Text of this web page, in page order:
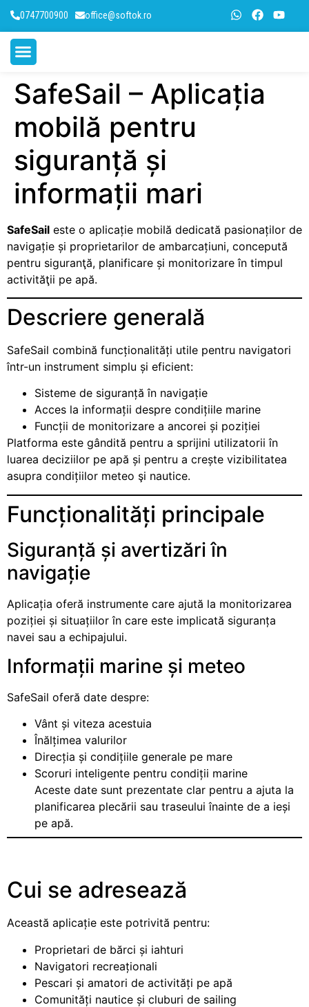
0747700900 office@softok.ro
SafeSail – Aplicația
mobilă pentru
siguranță și
informații mari
SafeSail este o aplicație mobilă dedicată pasionaților de
navigație și proprietarilor de ambarcațiuni, concepută
pentru siguranţă, planificare și monitorizare în timpul
activităţii pe apă.
Descriere generală
SafeSail combină funcționalități utile pentru navigatori
într-un instrument simplu și eficient:
Sisteme de siguranță în navigație
Acces la informații despre condițiile marine
Funcții de monitorizare a ancorei și poziției
Platforma este gândită pentru a sprijini utilizatorii în
luarea deciziilor pe apă și pentru a crește vizibilitatea
asupra condițiilor meteo şi nautice.
Funcționalități principale
Siguranță și avertizări în
navigație
Aplicația oferă instrumente care ajută la monitorizarea
poziției și situațiilor în care este implicată siguranța
navei sau a echipajului.
Informații marine și meteo
SafeSail oferă date despre:
Vânt și viteza acestuia
Înălțimea valurilor
Direcția și condițiile generale pe mare
Scoruri inteligente pentru condiții marine
Aceste date sunt prezentate clar pentru a ajuta la
planificarea plecării sau traseului înainte de a ieși
pe apă.
Cui se adresează
Această aplicație este potrivită pentru:
Proprietari de bărci și iahturi
Navigatori recreaționali
Pescari și amatori de activități pe apă
Comunități nautice și cluburi de sailing